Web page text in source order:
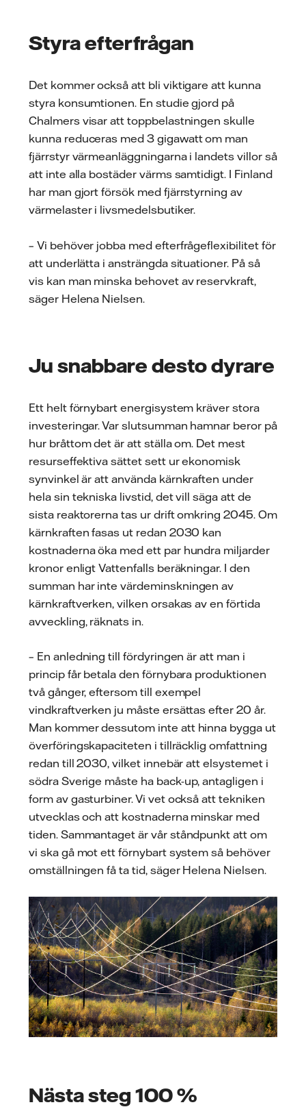
Styra efterfrågan
Det kommer också att bli viktigare att kunna
styra konsumtionen. En studie gjord på
Chalmers visar att toppbelastningen skulle
kunna reduceras med 3 gigawatt om man
fjärrstyr värmeanläggningarna i landets villor så
att inte alla bostäder värms samtidigt. I Finland
har man gjort försök med fjärrstyrning av
värmelaster i livsmedelsbutiker.
– Vi behöver jobba med efterfrågeflexibilitet för
att underlätta i ansträngda situationer. På så
vis kan man minska behovet av reservkraft,
säger Helena Nielsen.
Ju snabbare desto dyrare
Ett helt förnybart energisystem kräver stora
investeringar. Var slutsumman hamnar beror på
hur bråttom det är att ställa om. Det mest
resurseffektiva sättet sett ur ekonomisk
synvinkel är att använda kärnkraften under
hela sin tekniska livstid, det vill säga att de
sista reaktorerna tas ur drift omkring 2045. Om
kärnkraften fasas ut redan 2030 kan
kostnaderna öka med ett par hundra miljarder
kronor enligt Vattenfalls beräkningar. I den
summan har inte värdeminskningen av
kärnkraftverken, vilken orsakas av en förtida
avveckling, räknats in.
– En anledning till fördyringen är att man i
princip får betala den förnybara produktionen
två gånger, eftersom till exempel
vindkraftverken ju måste ersättas efter 20 år.
Man kommer dessutom inte att hinna bygga ut
överföringskapaciteten i tillräcklig omfattning
redan till 2030, vilket innebär att elsystemet i
södra Sverige måste ha back-up, antagligen i
form av gasturbiner. Vi vet också att tekniken
utvecklas och att kostnaderna minskar med
tiden. Sammantaget är vår ståndpunkt att om
vi ska gå mot ett förnybart system så behöver
omställningen få ta tid, säger Helena Nielsen.
Nästa steg 100 %